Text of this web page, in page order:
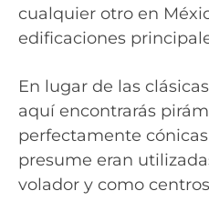
cualquier otro en
edificaciones
En lugar de las
aquí encontrarás
perfectamente
presume eran
volador y como